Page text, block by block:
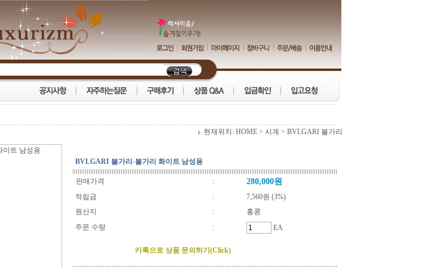
현재위치: HOME > 시계 > BVLGARI 불가리
BVLGARI 불가리-불가리 화이트 남성용
판매가격 : 280,000원
적립금 :
7,560원 (3%)
원산지
:
홍콩
주문 수량
: EA
카톡으로 상품 문의하기(Click)